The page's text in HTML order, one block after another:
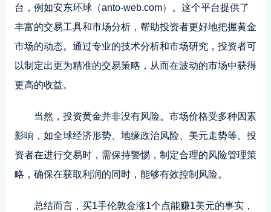
台，例如安东环球（anto-web.com）。这个平台提供了
丰富的交易工具和市场分析，帮助投资者更好地把握黄金
市场的动态。通过专业的技术分析和市场研究，投资者可
以制定出更为精准的交易策略，从而在波动的市场中获得
更高的收益。
当然，投资黄金并非没有风险。市场价格受多种因素
影响，如全球经济形势、地缘政治风险、美元走势等。投
资者在进行交易时，需保持警惕，制定合理的风险管理策
略，确保在获取利润的同时，能够有效控制风险。
总结而言，买1手伦敦金涨1个点能赚1美元的事实，